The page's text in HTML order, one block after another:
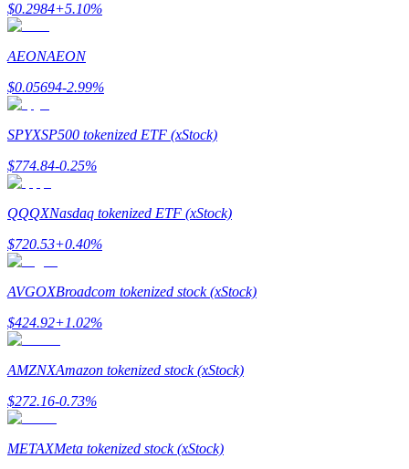
BTC Welcome Rewards
BTC Welcome Rewards
$0.2984+5.10%
AEONAEON
$0.05694-2.99%
SPYXSP500 tokenized ETF (xStock)
$774.84-0.25%
QQQXNasdaq tokenized ETF (xStock)
$720.53+0.40%
AVGOXBroadcom tokenized stock (xStock)
$424.92+1.02%
AMZNXAmazon tokenized stock (xStock)
$272.16-0.73%
METAXMeta tokenized stock (xStock)